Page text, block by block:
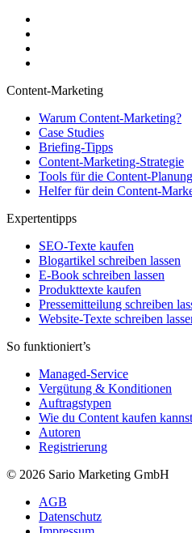
Content-Marketing
Warum Content-Marketing?
Case Studies
Briefing-Tipps
Content-Marketing-Strategie
Tools für die Content-Planung
Helfer für dein Content-
Expertentipps
SEO-Texte kaufen
Blogartikel schreiben lassen
E-Book schreiben lassen
Produkttexte kaufen
Pressemitteilung schreiben
Website-Texte schreiben
So funktioniert’s
Managed-Service
Vergütung & Konditionen
Auftragstypen
Wie du Content kaufen kannst
Autoren
Registrierung
© 2026 Sario Marketing GmbH
AGB
Datenschutz